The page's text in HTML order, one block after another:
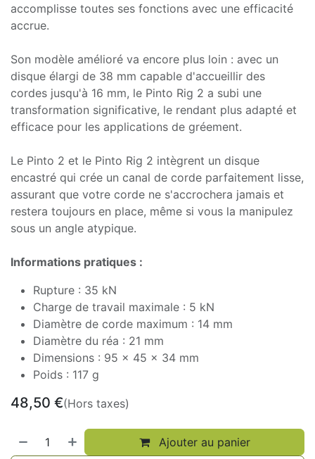
accomplisse toutes ses fonctions avec une efficacité
accrue.
Son modèle amélioré va encore plus loin : avec un
disque élargi de 38 mm capable d'accueillir des
cordes jusqu'à 16 mm, le Pinto Rig 2 a subi une
transformation significative, le rendant plus adapté et
efficace pour les applications de gréement.
Le Pinto 2 et le Pinto Rig 2 intègrent un disque
encastré qui crée un canal de corde parfaitement lisse,
assurant que votre corde ne s'accrochera jamais et
restera toujours en place, même si vous la manipulez
sous un angle atypique.
Informations pratiques :
Rupture : 35 kN
Charge de travail maximale : 5 kN
Diamètre de corde maximum : 14 mm
Diamètre du réa : 21 mm
Dimensions : 95 x 45 x 34 mm
Poids : 117 g
48,50 €(Hors taxes)
Ajouter au panier